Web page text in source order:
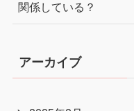
関係している？
アーカイブ